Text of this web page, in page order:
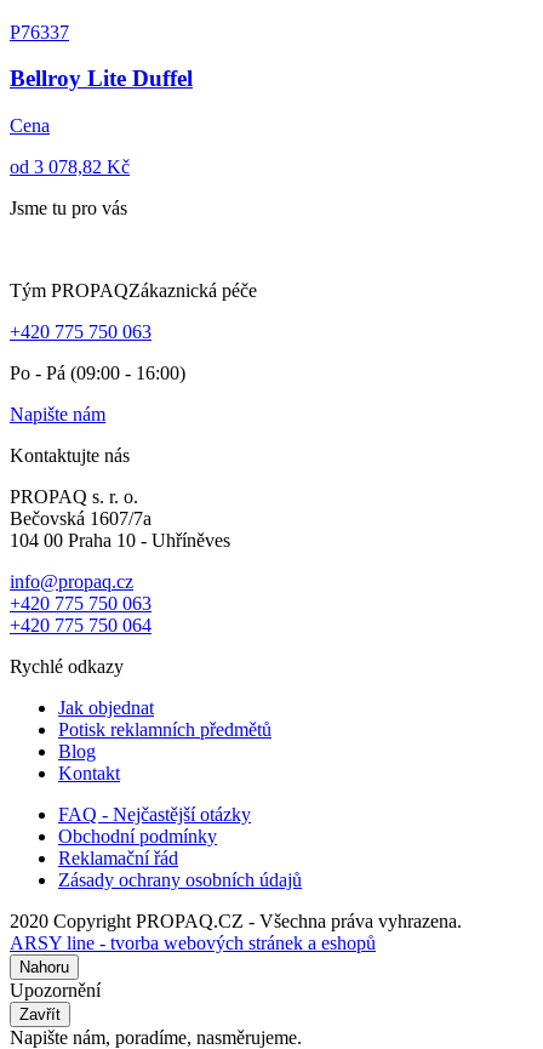
P76337
Bellroy Lite Duffel
Cena
od 3 078,82 Kč
Jsme tu pro vás
Tým PROPAQZákaznická péče
+420 775 750 063
Po - Pá (09:00 - 16:00)
Napište nám
Kontaktujte nás
PROPAQ s. r. o.
Bečovská 1607/7a
104 00 Praha 10 - Uhříněves
info@propaq.cz
+420 775 750 063
+420 775 750 064
Rychlé odkazy
Jak objednat
Potisk reklamních předmětů
Blog
Kontakt
FAQ - Nejčastější otázky
Obchodní podmínky
Reklamační řád
Zásady ochrany osobních údajů
2020 Copyright PROPAQ.CZ - Všechna práva vyhrazena.
ARSY line - tvorba webových stránek a eshopů
Nahoru
Upozornění
Zavřít
Napište nám, poradíme, nasměrujeme.